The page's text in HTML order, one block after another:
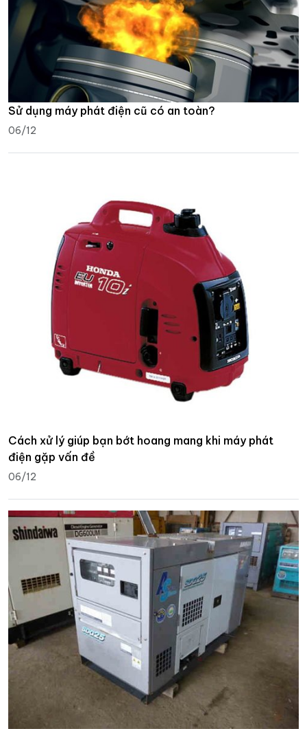
Sử dụng máy phát điện cũ có an toàn?
06/12
Cách xử lý giúp bạn bớt hoang mang khi máy phát
điện gặp vấn đề
06/12